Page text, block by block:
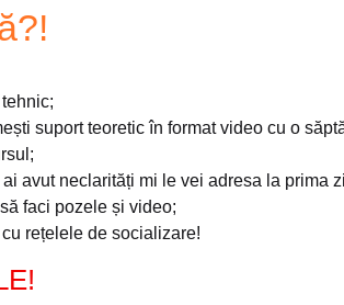
suport teoretic în format video cu o
avut neclarități mi le vei adresa la prima
faci pozele și video;
rețelele de socializare!